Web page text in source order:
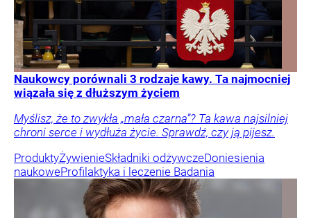
Naukowcy porównali 3 rodzaje kawy. Ta najmocniej
wiązała się z dłuższym życiem
Myślisz, że to zwykła „mała czarna”? Ta kawa najsilniej
chroni serce i wydłuża życie. Sprawdź, czy ją pijesz.
ProduktyŻywienieSkładniki odżywczeDoniesienia
naukoweProfilaktyka i leczenie Badania